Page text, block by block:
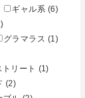
ギャル系 (6)
グラマラス (1)
リート
(1)
(2)